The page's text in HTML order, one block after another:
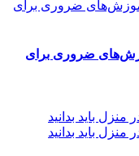
ضروری برای